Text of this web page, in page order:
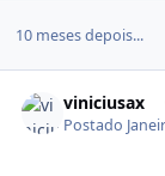
10 meses depois...
viniciusax
Postado